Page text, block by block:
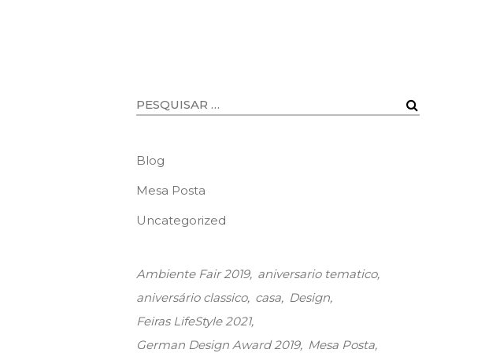
Blog
Mesa Posta
Uncategorized
Ambiente Fair 2019 aniversario tematico
aniversário classico casa
Design
Feiras LifeStyle 2021
German Design Award 2019
Mesa Posta